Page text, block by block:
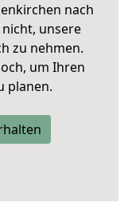
nach
unsere
zu nehmen.
um Ihren
planen.